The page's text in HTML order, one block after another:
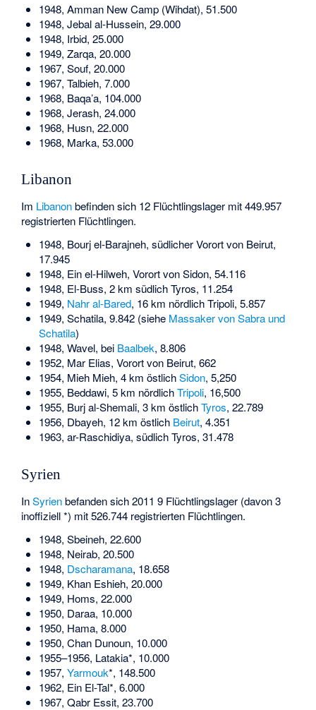
1948, Amman New Camp (Wihdat), 51.500
1948, Jebal al-Hussein, 29.000
1948, Irbid, 25.000
1949, Zarqa, 20.000
1967, Souf, 20.000
1967, Talbieh, 7.000
1968, Baqa’a, 104.000
1968, Jerash, 24.000
1968, Husn, 22.000
1968, Marka, 53.000
Libanon
Im Libanonbefinden sich 12 Flüchtlingslager mit 449.957
registrierten Flüchtlingen.
1948, Bourj el-Barajneh, südlicher Vorort von Beirut,
17.945
1948, Ein el-Hilweh, Vorort von Sidon, 54.116
1948, El-Buss, 2 km südlich Tyros, 11.254
1949, Nahr al-Bared, 16 km nördlich Tripoli, 5.857
1949, Schatila, 9.842 (siehe Massaker von Sabra und
Schatila)
1948, Wavel, bei Baalbek, 8.806
1952, Mar Elias, Vorort von Beirut, 662
1954, Mieh Mieh, 4 km östlichSidon, 5,250
1955, Beddawi, 5 km nördlichTripoli, 16,500
1955, Burj al-Shemali, 3 km östlichTyros, 22.789
1956, Dbayeh, 12 km östlich Beirut, 4.351
1963, ar-Raschidiya, südlich Tyros, 31.478
Syrien
InSyrienbefanden sich 2011 9 Flüchtlingslager (davon 3
inoffiziell *) mit 526.744 registrierten Flüchtlingen.
1948, Sbeineh, 22.600
1948, Neirab, 20.500
1948, Dscharamana, 18.658
1949, Khan Eshieh, 20.000
1949, Homs, 22.000
1950, Daraa, 10.000
1950, Hama, 8.000
1950, Chan Dunoun, 10.000
1955–1956, Latakia*, 10.000
1957, Yarmouk*, 148.500
1962, Ein El-Tal*, 6.000
1967, Qabr Essit, 23.700